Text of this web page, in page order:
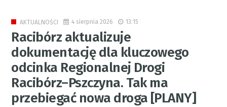
AKTUALNOŚCI 4 sierpnia 2026 13:15
Racibórz aktualizuje
dokumentację dla kluczowego
odcinka Regionalnej Drogi
Racibórz–Pszczyna. Tak ma
przebiegać nowa droga [PLANY]